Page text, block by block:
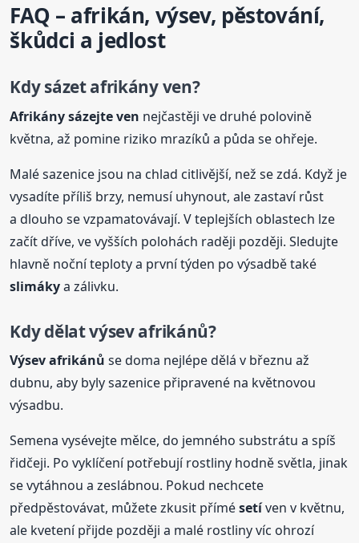
FAQ – afrikán, výsev, pěstování,
škůdci a jedlost
Kdy sázet afrikány ven?
Afrikány sázejte ven nejčastěji ve druhé polovině
května, až pomine riziko mrazíků a půda se ohřeje.
Malé sazenice jsou na chlad citlivější, než se zdá. Když je
vysadíte příliš brzy, nemusí uhynout, ale zastaví růst
a dlouho se vzpamatovávají. V teplejších oblastech lze
začít dříve, ve vyšších polohách raději později. Sledujte
hlavně noční teploty a první týden po výsadbě také
slimákya zálivku.
Kdy dělat výsev afrikánů?
Výsev afrikánů se doma nejlépe dělá v březnu až
dubnu, aby byly sazenice připravené na květnovou
výsadbu.
Semena vysévejte mělce, do jemného substrátu a spíš
řidčeji. Po vyklíčení potřebují rostliny hodně světla, jinak
se vytáhnou a zeslábnou. Pokud nechcete
předpěstovávat, můžete zkusit přímésetíven v květnu,
ale kvetení přijde později a malé rostliny víc ohrozí